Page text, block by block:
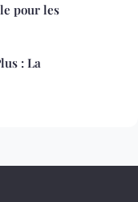
pour les
: La